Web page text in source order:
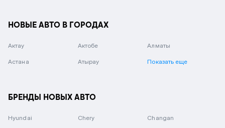
НОВЫЕ АВТО В ГОРОДАХ
Актау Актобе Алматы
Астана Атырау Показать еще
БРЕНДЫ НОВЫХ АВТО
Hyundai Chery Changan